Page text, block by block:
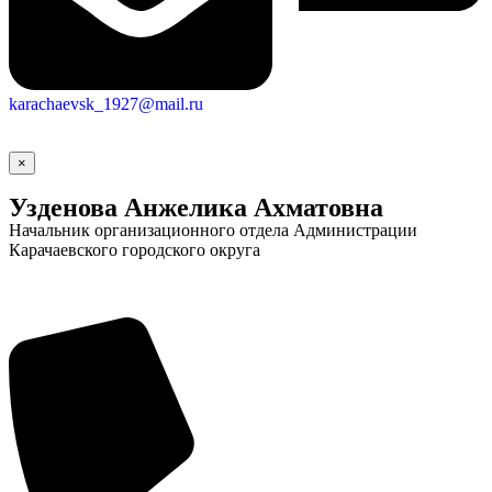
Городская Среда
karachaevsk_1927@mail.ru
×
Узденова Анжелика Ахматовна
Начальник организационного отдела Администрации
Карачаевского городского округа